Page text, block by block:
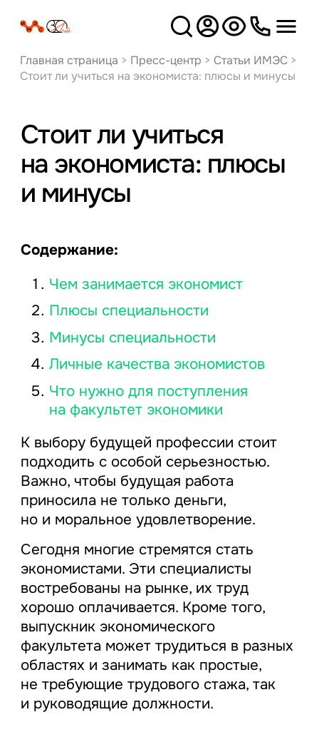
Версия
для слабовидящих
Главная страница > Пресс-центр > Статьи ИМЭС>
Стоит ли учиться на экономиста: плюсы и минусы
Стоит ли учиться
на экономиста: плюсы
и минусы
Содержание:
Чем занимается экономист
Плюсы специальности
Минусы специальности
Личные качества экономистов
Что нужно для поступления
на факультет экономики
К выбору будущей профессии стоит
подходить с особой серьезностью.
Важно, чтобы будущая работа
приносила не только деньги,
но и моральное удовлетворение.
Сегодня многие стремятся стать
экономистами. Эти специалисты
востребованы на рынке, их труд
хорошо оплачивается. Кроме того,
выпускник экономического
факультета может трудиться в разных
областях и занимать как простые,
не требующие трудового стажа, так
и руководящие должности.